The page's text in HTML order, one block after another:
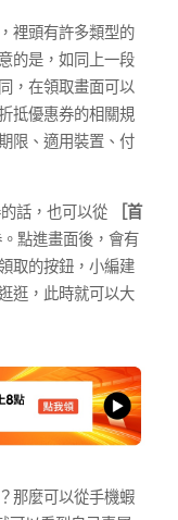
裡頭有許多類型的
的是，如同上一段
，在領取畫面可以
抵優惠券的相關規
限、適用裝置、付
話，也可以從
［首
點進畫面後，會有
取的按鈕，小編建
逛，此時就可以大
那麼可以從手機蝦